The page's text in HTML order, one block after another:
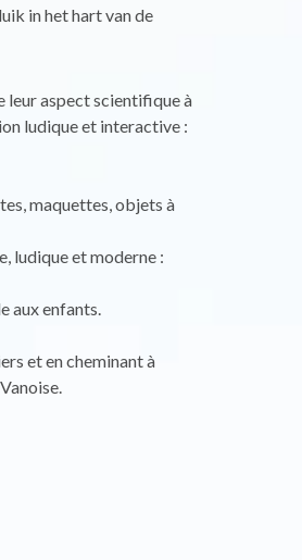
in het hart van de
leur aspect scientifique à
ludique et interactive :
maquettes, objets à
ludique et moderne :
aux enfants.
et en cheminant à